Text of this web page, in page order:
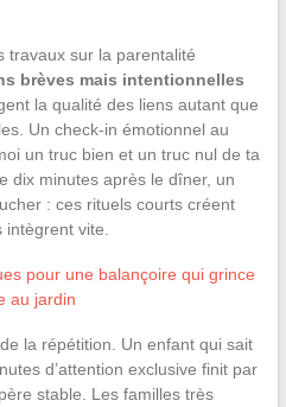
travaux sur la parentalité
brèves mais intentionnelles
la qualité des liens autant que
Un check-in émotionnel au
un truc bien et un truc nul de ta
dix minutes après le dîner, un
: ces rituels courts créent
vite.
pour une balançoire qui grince
au jardin
la répétition. Un enfant qui sait
d’attention exclusive finit par
stable. Les familles très